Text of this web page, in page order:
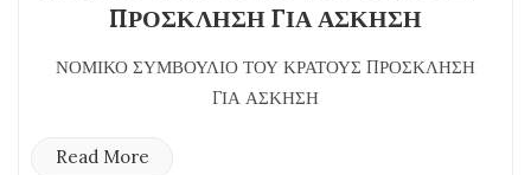
ΠΡΟΣΚΛΗΣΗ ΓΙΑ ΑΣΚΗΣΗ
ΝΟΜΙΚΟ ΣΥΜΒΟΥΛΙΟ ΤΟΥ ΚΡΑΤΟΥΣ ΠΡΟΣΚΛΗΣΗ
ΓΙΑ ΑΣΚΗΣΗ
Read More